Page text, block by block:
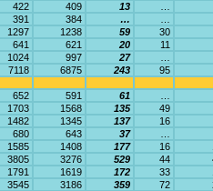
422 409 13
391 384 …
1297 1238 59
30
641 621 20
11
1024 997 27
7118 6875 243
95
652 591 61
1703 1568 135
49
1482 1345 137
16
680 643 37
1585 1408 177 16
3805 3276 529 44
1791 1619 172 33
3545 3186 359 72